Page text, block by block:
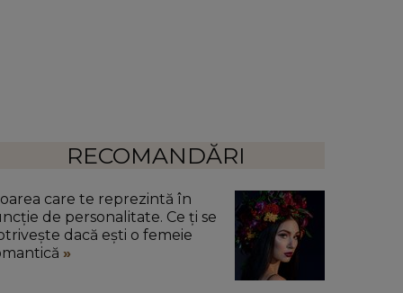
RECOMANDĂRI
care te reprezintă în
de personalitate. Ce ți se
dacă ești o femeie